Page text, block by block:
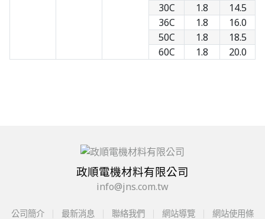
30C
1.8
14.5
36C
1.8
16.0
50C
1.8
18.5
60C
1.8 20.0
政順電機材料有限公司
info@jns.com.tw
公司簡介 最新消息 聯絡我們 網站導覽 網站使用條